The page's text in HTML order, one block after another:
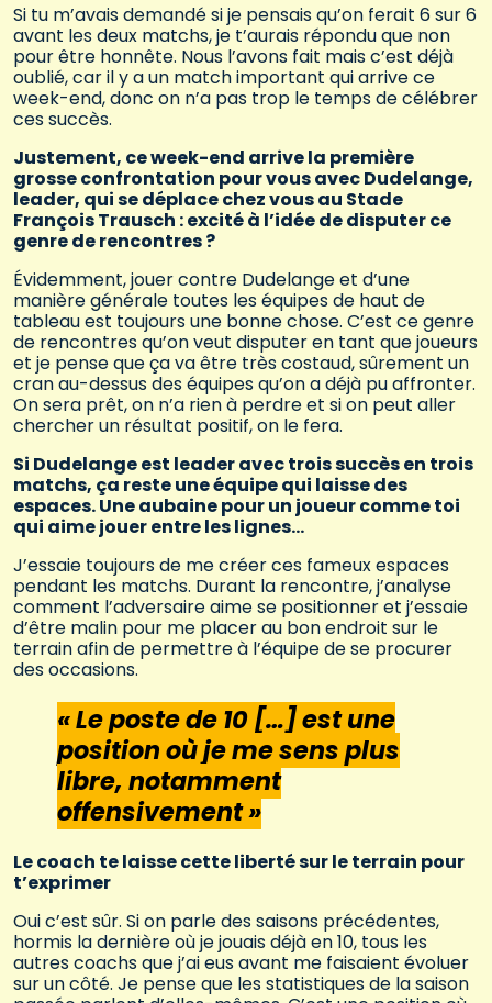
Si tu m’avais demandé si je pensais qu’on ferait 6 sur 6
avant les deux matchs, je t’aurais répondu que non
pour être honnête. Nous l’avons fait mais c’est déjà
oublié, car il y a un match important qui arrive ce
week-end, donc on n’a pas trop le temps de célébrer
ces succès.
Justement, ce week-end arrive la première
grosse confrontation pour vous avec Dudelange,
leader, qui se déplace chez vous au Stade
François Trausch : excité à l’idée de disputer ce
genre de rencontres ?
Évidemment, jouer contre Dudelange et d’une
manière générale toutes les équipes de haut de
tableau est toujours une bonne chose. C’est ce genre
de rencontres qu’on veut disputer en tant que joueurs
et je pense que ça va être très costaud, sûrement un
cran au-dessus des équipes qu’on a déjà pu affronter.
On sera prêt, on n’a rien à perdre et si on peut aller
chercher un résultat positif, on le fera.
Si Dudelange est leader avec trois succès en trois
matchs, ça reste une équipe qui laisse des
espaces. Une aubaine pour un joueur comme toi
qui aime jouer entre les lignes…
J’essaie toujours de me créer ces fameux espaces
pendant les matchs. Durant la rencontre, j’analyse
comment l’adversaire aime se positionner et j’essaie
d’être malin pour me placer au bon endroit sur le
terrain afin de permettre à l’équipe de se procurer
des occasions.
« Le poste de 10 […] est une
position où je me sens plus
libre, notamment
offensivement »
Le coach te laisse cette liberté sur le terrain pour
t’exprimer
Oui c’est sûr. Si on parle des saisons précédentes,
hormis la dernière où je jouais déjà en 10, tous les
autres coachs que j’ai eus avant me faisaient évoluer
sur un côté. Je pense que les statistiques de la saison